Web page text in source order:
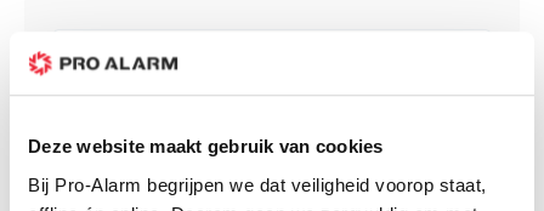
Deze website maakt gebruik van cookies
Bij Pro-Alarm begrijpen we dat veiligheid voorop staat,
Beeldcompressiemethode: H.265+ / H.265 /
Samenvatting